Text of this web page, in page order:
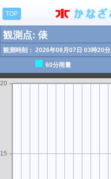
TOP
観測点: 俵
観測時刻： 2026年08月07日 03時20分
60分雨量
15
20